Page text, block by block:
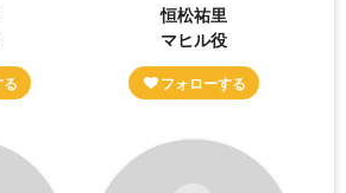
恒松祐里
マヒル役